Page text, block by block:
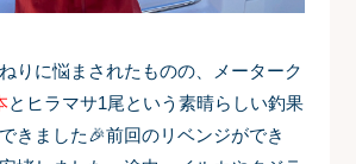
りに悩まされたものの、メーターク
と ヒラマサ1尾という素晴らしい釣果
きました🎉前回のリベンジができ